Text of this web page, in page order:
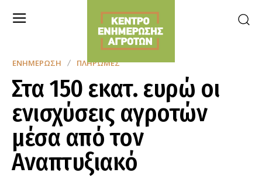
ΕΝΗΜΈΡΩΣΗ ΠΛΗΡΩΜΈΣ
Στα 150 εκατ. ευρώ οι
ενισχύσεις αγροτών
μέσα από τον
Αναπτυξιακό